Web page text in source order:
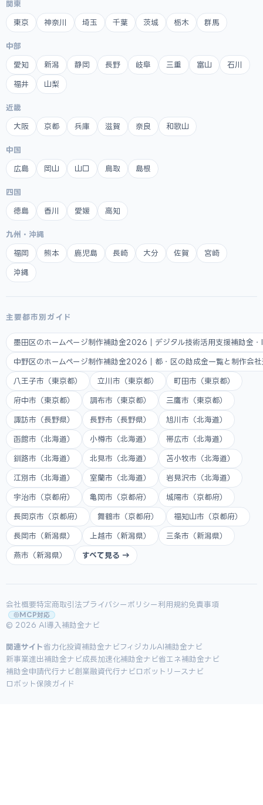
関東
東京 神奈川 埼玉 千葉 茨城 栃木 群馬
中部
愛知 新潟 静岡 長野 岐阜 三重 富山 石川
福井 山梨
近畿
大阪 京都 兵庫 滋賀 奈良 和歌山
中国
広島 岡山 山口 鳥取 島根
四国
徳島 香川 愛媛 高知
九州・沖縄
福岡 熊本 鹿児島 長崎 大分 佐賀 宮崎
沖縄
主要都市別ガイド
墨田区のホームページ制作補助金2026｜デジタル技術活用支援補助金
中野区のホームページ制作補助金2026｜都・区の助成金一覧と制作会
八王子市（東京都） 立川市（東京都） 町田市（東京都）
府中市（東京都） 調布市（東京都） 三鷹市（東京都）
諏訪市（長野県） 長野市（長野県） 旭川市（北海道）
函館市（北海道） 小樽市（北海道） 帯広市（北海道）
釧路市（北海道） 北見市（北海道） 苫小牧市（北海道）
江別市（北海道） 室蘭市（北海道） 岩見沢市（北海道）
宇治市（京都府） 亀岡市（京都府） 城陽市（京都府）
長岡京市（京都府） 舞鶴市（京都府） 福知山市（京都府）
長岡市（新潟県） 上越市（新潟県） 三条市（新潟県）
燕市（新潟県） すべて見る →
会社概要特定商取引法プライバシーポリシー 利用規約免責事項
MCP対応
© 2026 AI導入補助金ナビ
関連サイト省力化投資補助金ナビ フィジカルAI補助金ナビ
新事業進出補助金ナビ成長加速化補助金ナビ省エネ補助金ナビ
補助金申請代行ナビ創業融資代行ナビ ロボットリースナビ
ロボット保険ガイド